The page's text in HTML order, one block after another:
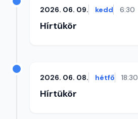
2026. 06. 09. kedd 6:30
Hírtükör
2026. 06. 08. hétfő 18:30
Hírtükör